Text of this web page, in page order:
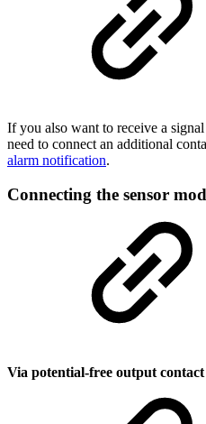
If you also want to receive a
need to connect an additional
alarm notification.
Connecting the sensor
Via potential-free output contact